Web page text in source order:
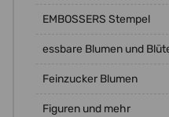
EMBOSSERS Stempel
essbare Blumen und
Feinzucker Blumen
Figuren und mehr